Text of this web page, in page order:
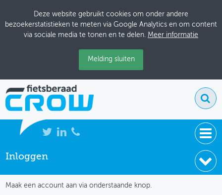
Deze website gebruikt cookies om onder andere
bezoekerstatistieken te meten via Google Analytics en om content
via sociale media te tonen en te delen. Meer informatie
Melding sluiten
NIEUWS
Inloggen
Maak een account aan via onderstaande knop.